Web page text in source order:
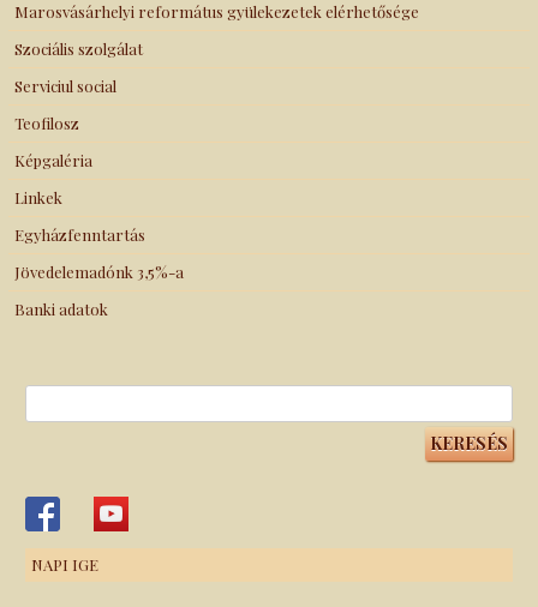
Marosvásárhelyi református gyülekezetek elérhetősége
Szociális szolgálat
Serviciul social
Teofilosz
Képgaléria
Linkek
Egyházfenntartás
Jövedelemadónk 3,5%-a
Banki adatok
NAPI IGE